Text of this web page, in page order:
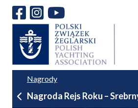
Nagrody
Nagroda Rejs Roku –